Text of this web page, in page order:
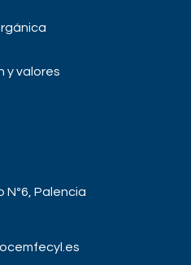
y valores
Nº6, Palencia